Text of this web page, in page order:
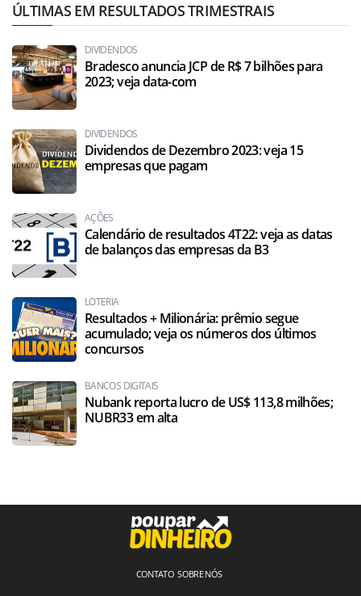
ÚLTIMAS EM RESULTADOS TRIMESTRAIS
DIVIDENDOS
Bradesco anuncia JCP de R$ 7 bilhões para
2023; veja data-com
DIVIDENDOS
Dividendos de Dezembro 2023: veja 15
empresas que pagam
AÇÕES
Calendário de resultados 4T22: veja as datas
de balanços das empresas da B3
LOTERIA
Resultados + Milionária: prêmio segue
acumulado; veja os números dos últimos
concursos
BANCOS DIGITAIS
Nubank reporta lucro de US$ 113,8 milhões;
NUBR33 em alta
CONTATO SOBRE NÓS